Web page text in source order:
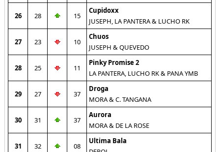
26 28 15
Cupidoxx
JUSEPH, LA PANTERA & LUCHO RK
27 23 10
Chuos
JUSEPH & QUEVEDO
28 25 11
Pinky Promise 2
LA PANTERA, LUCHO RK & PANA YMB
29 27 37
Droga
MORA & C. TANGANA
30 31 37
Aurora
MORA & DE LA ROSE
31 32 08
Ultima Bala